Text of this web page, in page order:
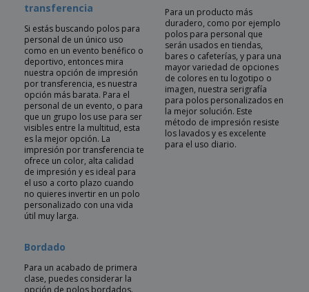
transferencia
Si estás buscando polos para
personal de un único uso
como en un evento benéfico o
deportivo, entonces mira
nuestra opción de impresión
por transferencia, es nuestra
opción más barata. Para el
personal de un evento, o para
que un grupo los use para ser
visibles entre la multitud, esta
es la mejor opción. La
impresión por transferencia te
ofrece un color, alta calidad
de impresión y es ideal para
el uso a corto plazo cuando
no quieres invertir en un polo
personalizado con una vida
útil muy larga.
Para un producto más
duradero, como por ejemplo
polos para personal que
serán usados en tiendas,
bares o cafeterías, y para una
mayor variedad de opciones
de colores en tu logotipo o
imagen, nuestra serigrafía
para polos personalizados en
la mejor solución. Este
método de impresión resiste
los lavados y es excelente
para el uso diario.
Bordado
Para un acabado de primera
clase, puedes considerar la
opción de polos bordados.